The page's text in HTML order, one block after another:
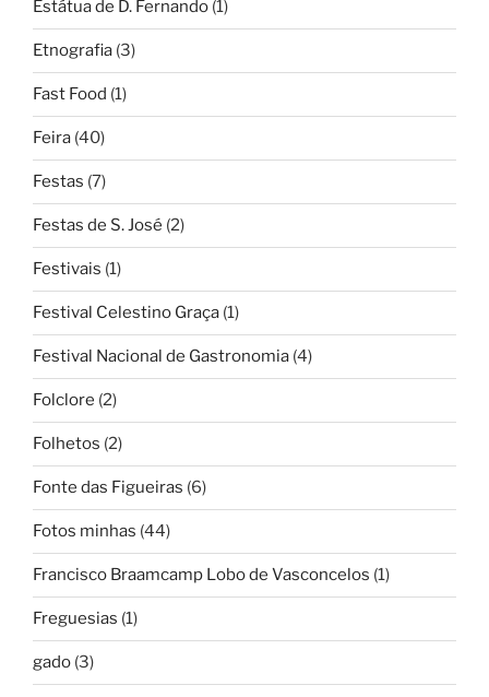
Estátua de D. Fernando (1)
Etnografia (3)
Fast Food (1)
Feira (40)
Festas (7)
Festas de S. José (2)
Festivais (1)
Festival Celestino Graça (1)
Festival Nacional de Gastronomia (4)
Folclore (2)
Folhetos (2)
Fonte das Figueiras (6)
Fotos minhas (44)
Francisco Braamcamp Lobo de Vasconcelos (1)
Freguesias (1)
gado (3)